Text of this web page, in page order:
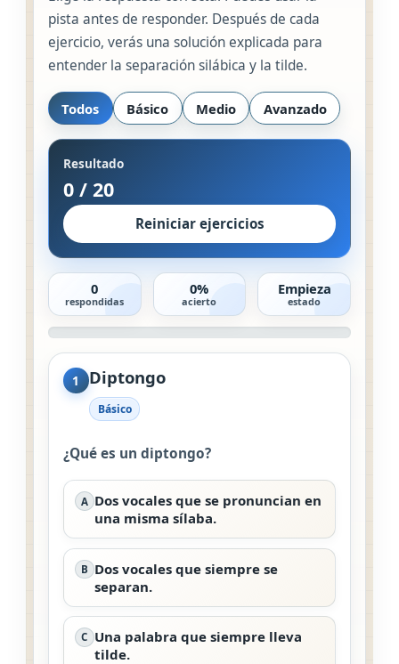
pista antes de responder. Después de cada
ejercicio, verás una solución explicada para
entender la separación silábica y la tilde.
Todos Básico Medio Avanzado
Resultado
0 / 20
Reiniciar ejercicios
0
respondidas
0%
acierto
Empieza
estado
1 Diptongo
Básico
¿Qué es un diptongo?
A Dos vocales que se pronuncian en
una misma sílaba.
B Dos vocales que siempre se
separan.
C Una palabra que siempre lleva
tilde.